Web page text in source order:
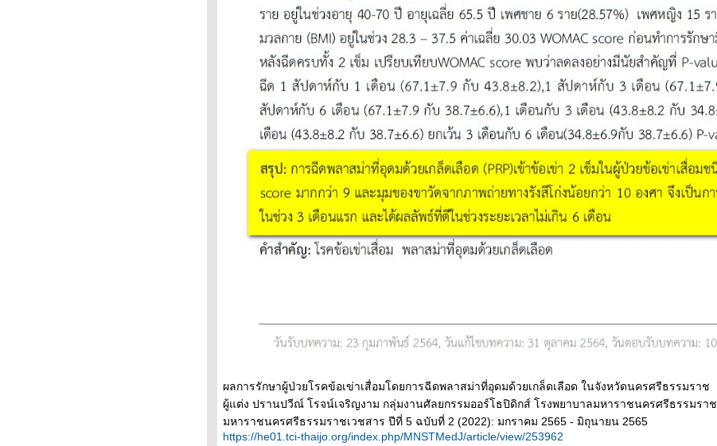
ผลการรักษาผู้ป่วยโรคข้อเข่าเสื่อมโดยการฉีดพลาสม่าที่อุดมด้วยเกล็ดเลือด ในจังหวัดนครศรีธรรมราช
ผู้แต่ง ปรานปวีณ์ โรจน์เจริญงาม กลุ่มงานศัลยกรรมออร์โธปิดิกส์ โรงพยาบาลมหาราชนครศรีธรรมราช
มหาราชนครศรีธรรมราชเวชสาร ปีที่ 5 ฉบับที่ 2 (2022): มกราคม 2565 - มิถุนายน 2565
https://he01.tci-thaijo.org/index.php/MNSTMedJ/article/view/253962